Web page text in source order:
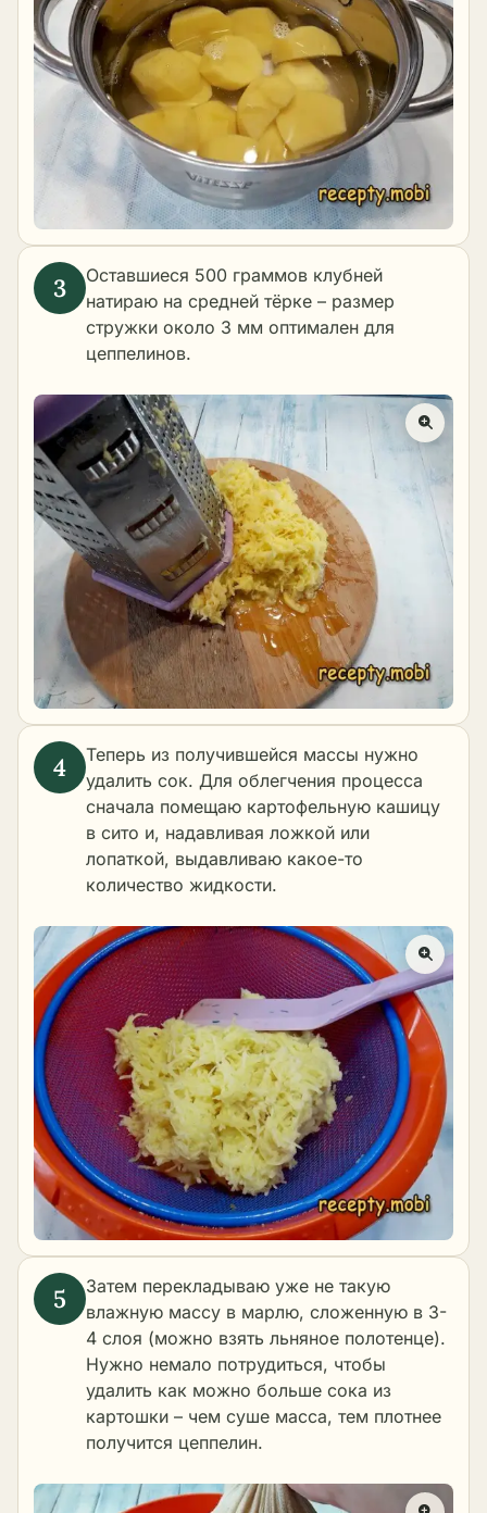
Оставшиеся 500 граммов клубней
натираю на средней тёрке – размер
стружки около 3 мм оптимален для
цеппелинов.
Теперь из получившейся массы нужно
удалить сок. Для облегчения процесса
сначала помещаю картофельную кашицу
в сито и, надавливая ложкой или
лопаткой, выдавливаю какое-то
количество жидкости.
Затем перекладываю уже не такую
влажную массу в марлю, сложенную в 3-
4 слоя (можно взять льняное полотенце).
Нужно немало потрудиться, чтобы
удалить как можно больше сока из
картошки – чем суше масса, тем плотнее
получится цеппелин.